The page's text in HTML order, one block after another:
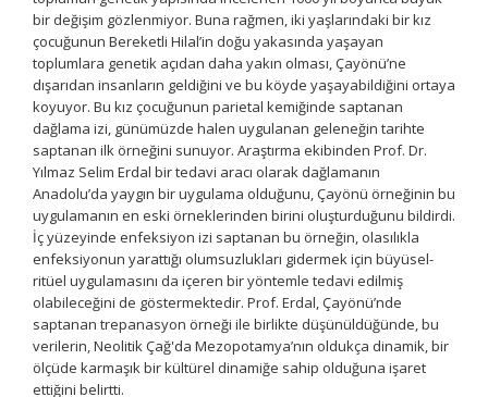
bir değişim gözlenmiyor. Buna rağmen, iki yaşlarındaki bir kız
çocuğunun Bereketli Hilal’in doğu yakasında yaşayan
toplumlara genetik açıdan daha yakın olması, Çayönü’ne
dışarıdan insanların geldiğini ve bu köyde yaşayabildiğini ortaya
koyuyor. Bu kız çocuğunun parietal kemiğinde saptanan
dağlama izi, günümüzde halen uygulanan geleneğin tarihte
saptanan ilk örneğini sunuyor. Araştırma ekibinden Prof. Dr.
Yılmaz Selim Erdal bir tedavi aracı olarak dağlamanın
Anadolu’da yaygın bir uygulama olduğunu, Çayönü örneğinin bu
uygulamanın en eski örneklerinden birini oluşturduğunu bildirdi.
İç yüzeyinde enfeksiyon izi saptanan bu örneğin, olasılıkla
enfeksiyonun yarattığı olumsuzlukları gidermek için büyüsel-
ritüel uygulamasını da içeren bir yöntemle tedavi edilmiş
olabileceğini de göstermektedir. Prof. Erdal, Çayönü’nde
saptanan trepanasyon örneği ile birlikte düşünüldüğünde, bu
verilerin, Neolitik Çağ'da Mezopotamya’nın oldukça dinamik, bir
ölçüde karmaşık bir kültürel dinamiğe sahip olduğuna işaret
ettiğini belirtti.